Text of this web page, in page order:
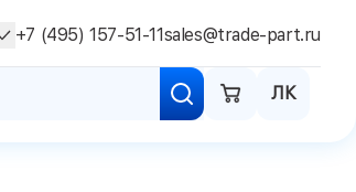
ЛК
+7 (495) 157-51-11sales@trade-part.ru